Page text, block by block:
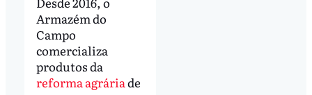
Armazém do
Campo
comercializa
produtos da
reforma agráriade